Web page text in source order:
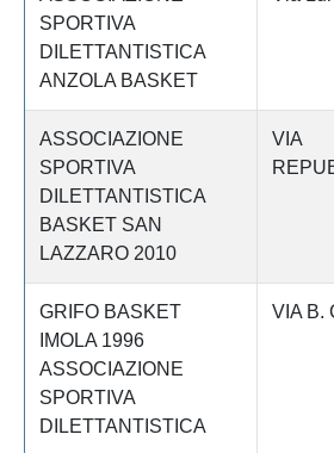
SPORTIVA
DILETTANTISTICA
ANZOLA BASKET
ASSOCIAZIONE
SPORTIVA
DILETTANTISTICA
BASKET SAN
LAZZARO 2010
VIA
GRIFO BASKET
IMOLA 1996
ASSOCIAZIONE
SPORTIVA
DILETTANTISTICA
VIA B.